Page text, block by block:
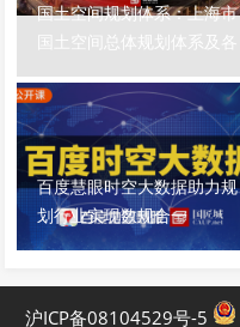
国土空间规划体系：上海市
国土空间总体规划体系及各
百度慧眼时空大数据助力规
划行业实现数规合一
沪ICP备08104529号-5